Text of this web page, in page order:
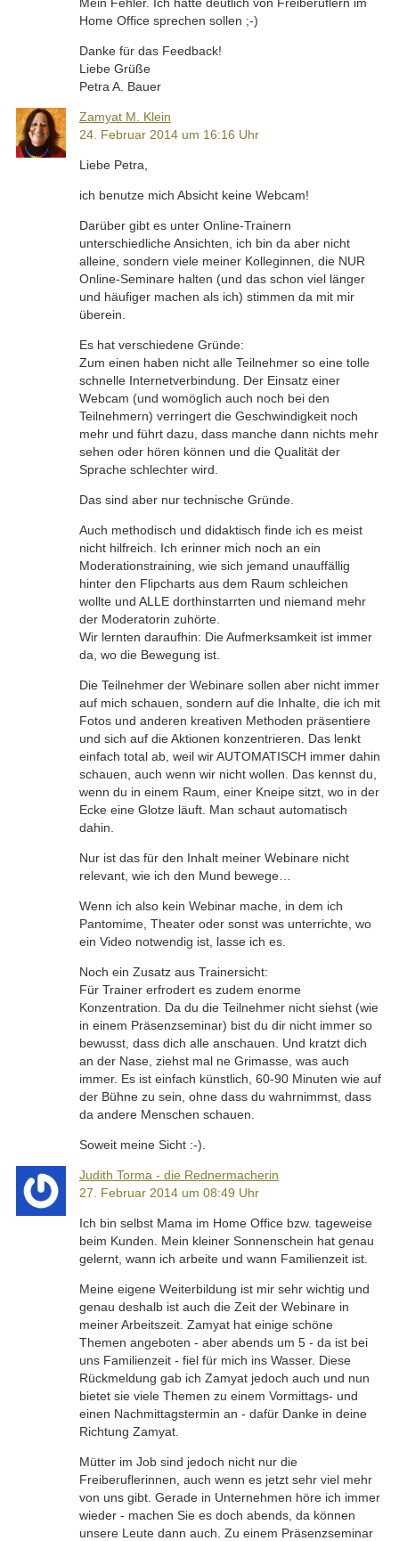
Home Office sprechen sollen ;-)
Danke für das Feedback!
Liebe Grüße
Petra A. Bauer
Zamyat M. Klein
24. Februar 2014 um 16:16 Uhr
Liebe Petra,
ich benutze mich Absicht keine Webcam!
Darüber gibt es unter Online-Trainern
unterschiedliche Ansichten, ich bin da aber nicht
alleine, sondern viele meiner Kolleginnen, die NUR
Online-Seminare halten (und das schon viel länger
und häufiger machen als ich) stimmen da mit mir
überein.
Es hat verschiedene Gründe:
Zum einen haben nicht alle Teilnehmer so eine tolle
schnelle Internetverbindung. Der Einsatz einer
Webcam (und womöglich auch noch bei den
Teilnehmern) verringert die Geschwindigkeit noch
mehr und führt dazu, dass manche dann nichts mehr
sehen oder hören können und die Qualität der
Sprache schlechter wird.
Das sind aber nur technische Gründe.
Auch methodisch und didaktisch finde ich es meist
nicht hilfreich. Ich erinner mich noch an ein
Moderationstraining, wie sich jemand unauffällig
hinter den Flipcharts aus dem Raum schleichen
wollte und ALLE dorthinstarrten und niemand mehr
der Moderatorin zuhörte.
Wir lernten daraufhin: Die Aufmerksamkeit ist immer
da, wo die Bewegung ist.
Die Teilnehmer der Webinare sollen aber nicht immer
auf mich schauen, sondern auf die Inhalte, die ich mit
Fotos und anderen kreativen Methoden präsentiere
und sich auf die Aktionen konzentrieren. Das lenkt
einfach total ab, weil wir AUTOMATISCH immer dahin
schauen, auch wenn wir nicht wollen. Das kennst du,
wenn du in einem Raum, einer Kneipe sitzt, wo in der
Ecke eine Glotze läuft. Man schaut automatisch
dahin.
Nur ist das für den Inhalt meiner Webinare nicht
relevant, wie ich den Mund bewege…
Wenn ich also kein Webinar mache, in dem ich
Pantomime, Theater oder sonst was unterrichte, wo
ein Video notwendig ist, lasse ich es.
Noch ein Zusatz aus Trainersicht:
Für Trainer erfrodert es zudem enorme
Konzentration. Da du die Teilnehmer nicht siehst (wie
in einem Präsenzseminar) bist du dir nicht immer so
bewusst, dass dich alle anschauen. Und kratzt dich
an der Nase, ziehst mal ne Grimasse, was auch
immer. Es ist einfach künstlich, 60-90 Minuten wie auf
der Bühne zu sein, ohne dass du wahrnimmst, dass
da andere Menschen schauen.
Soweit meine Sicht :-).
Judith Torma - die Rednermacherin
27. Februar 2014 um 08:49 Uhr
Ich bin selbst Mama im Home Office bzw. tageweise
beim Kunden. Mein kleiner Sonnenschein hat genau
gelernt, wann ich arbeite und wann Familienzeit ist.
Meine eigene Weiterbildung ist mir sehr wichtig und
genau deshalb ist auch die Zeit der Webinare in
meiner Arbeitszeit. Zamyat hat einige schöne
Themen angeboten - aber abends um 5 - da ist bei
uns Familienzeit - fiel für mich ins Wasser. Diese
Rückmeldung gab ich Zamyat jedoch auch und nun
bietet sie viele Themen zu einem Vormittags- und
einen Nachmittagstermin an - dafür Danke in deine
Richtung Zamyat.
Mütter im Job sind jedoch nicht nur die
Freiberuflerinnen, auch wenn es jetzt sehr viel mehr
von uns gibt. Gerade in Unternehmen höre ich immer
wieder - machen Sie es doch abends, da können
unsere Leute dann auch. Zu einem Präsenzseminar